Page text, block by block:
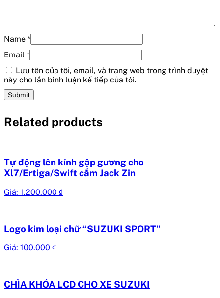
Name *
Email *
Lưu tên của tôi, email, và trang web trong trình duyệt
này cho lần bình luận kế tiếp của tôi.
Related products
Tự động lên kính gập gương cho
Xl7/Ertiga/Swift cắm Jack Zin
Giá: 1.200.000 ₫
Logo kim loại chữ “SUZUKI SPORT”
Giá: 100.000 ₫
CHÌA KHÓA LCD CHO XE SUZUKI